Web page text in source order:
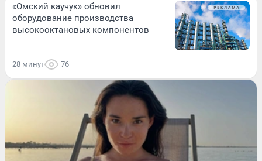
«Омский каучук» обновил
оборудование производства
высокооктановых компонентов
28 минут 76